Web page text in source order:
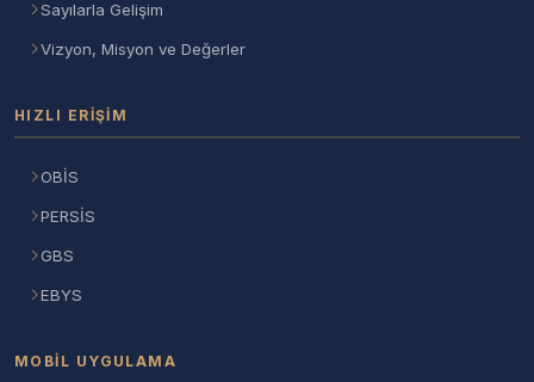
Sayılarla Gelişim
Vizyon, Misyon ve Değerler
HIZLI ERIŞIM
OBİS
PERSİS
GBS
EBYS
MOBIL UYGULAMA